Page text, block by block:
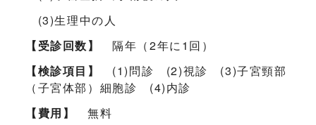
(3)生理中の人
【受診回数】
隔年（2年に1回）
【検診項目】
(1)問診 (2)視診 (3)子宮頸部
（子宮体部）細胞診 (4)内診
【費用】
無料